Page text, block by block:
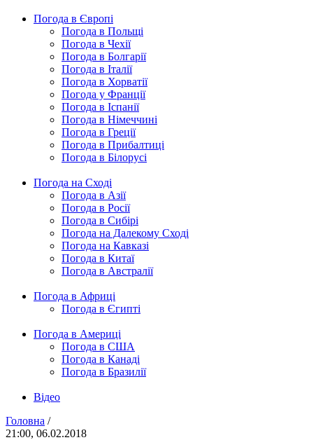
Погода в Європі
Погода в Польщі
Погода в Чехії
Погода в Болгарії
Погода в Італії
Погода в Хорватії
Погода у Франції
Погода в Іспанії
Погода в Німеччині
Погода в Греції
Погода в Прибалтиці
Погода в Білорусі
Погода на Сході
Погода в Азії
Погода в Росії
Погода в Сибірі
Погода на Далекому Сході
Погода на Кавказі
Погода в Китаї
Погода в Австралії
Погода в Африці
Погода в Єгипті
Погода в Америці
Погода в США
Погода в Канаді
Погода в Бразилії
Відео
Головна /
21:00, 06.02.2018